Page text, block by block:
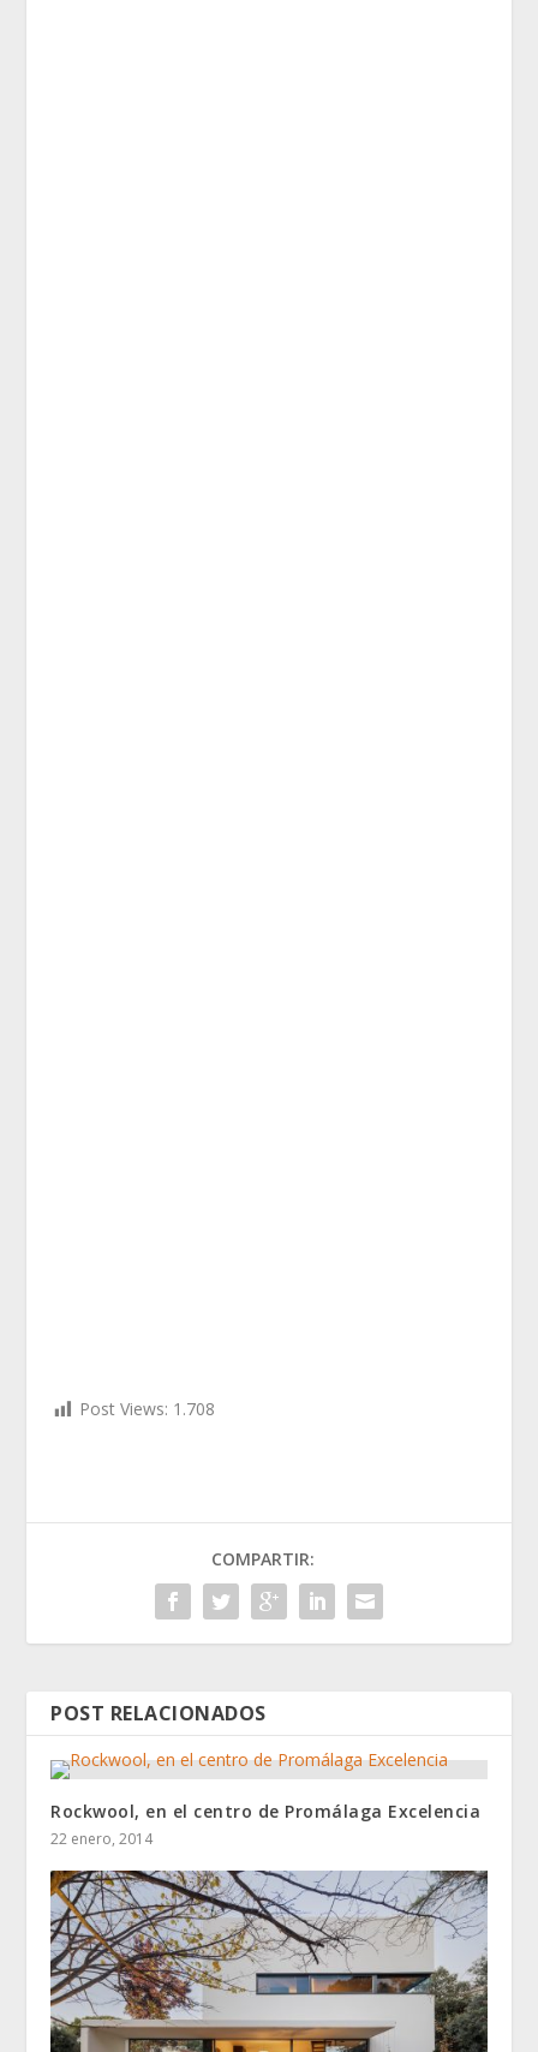
Post Views: 1.708
COMPARTIR:
POST RELACIONADOS
Rockwool, en el centro de Promálaga Excelencia
22 enero, 2014